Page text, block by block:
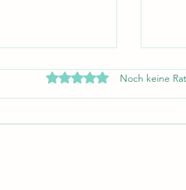
Mit 0 von 5 Sternen
Noch keine